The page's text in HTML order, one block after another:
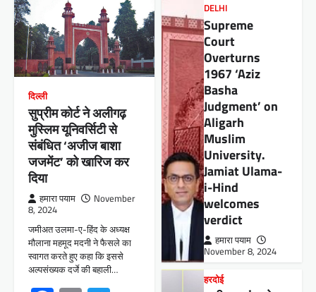
दिल्ली
सुप्रीम कोर्ट ने अलीगढ़
मुस्लिम यूनिवर्सिटी से
संबंधित ‘अजीज बाशा
जजमेंट’ को खारिज कर
दिया
हमारा पयाम
November
8, 2024
जमीअत उलमा-ए-हिंद के अध्यक्ष
मौलाना महमूद मदनी ने फैसले का
स्वागत करते हुए कहा कि इससे
अल्पसंख्यक दर्जे की बहाली…
DELHI
Supreme
Court
Overturns
1967 ‘Aziz
Basha
Judgment’ on
Aligarh
Muslim
University.
Jamiat Ulama-
i-Hind
welcomes
verdict
हमारा पयाम
November 8, 2024
हरदोई